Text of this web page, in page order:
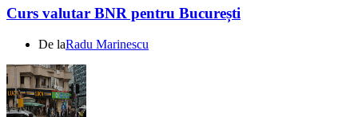
Curs valutar BNR pentru București
De laRadu Marinescu